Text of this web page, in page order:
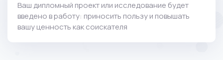
Ваш дипломный проект или исследование будет
введено в работу: приносить пользу и повышать
вашу ценность как соискателя